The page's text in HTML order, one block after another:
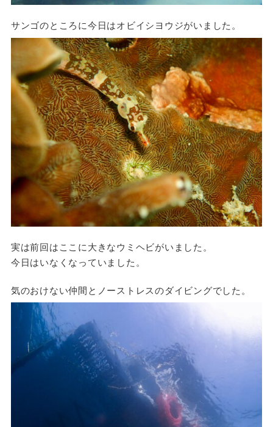
サンゴのところに今日はオビイシヨウジがいました。
実は前回はここに大きなウミヘビがいました。
今日はいなくなっていました。
気のおけない仲間とノーストレスのダイビングでした。